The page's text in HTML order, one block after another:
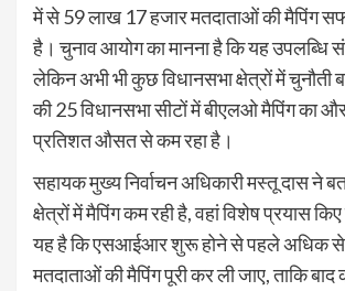
में से 59 लाख 17 हजार मतदाताओं की मैपिंग
है। चुनाव आयोग का मानना है कि यह उपलब्धि
लेकिन अभी भी कुछ विधानसभा क्षेत्रों में चुनौती
की 25 विधानसभा सीटों में बीएलओ मैपिंग का
प्रतिशत औसत से कम रहा है।
सहायक मुख्य निर्वाचन अधिकारी मस्तू दास ने
क्षेत्रों में मैपिंग कम रही है, वहां विशेष प्रयास
यह है कि एसआईआर शुरू होने से पहले अधिक
मतदाताओं की मैपिंग पूरी कर ली जाए, ताकि